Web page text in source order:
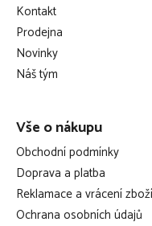
Kontakt
Prodejna
Novinky
Náš tým
Vše o nákupu
Obchodní podmínky
Doprava a platba
Reklamace a vrácení zboží
Ochrana osobních údajů